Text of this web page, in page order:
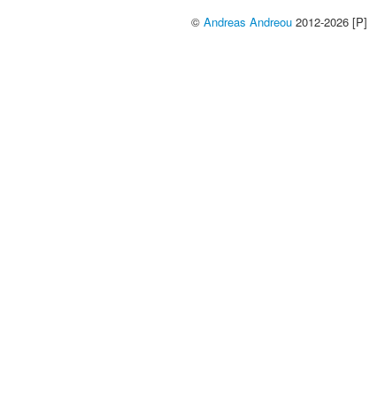
© Andreas Andreou 2012-2026 [P]